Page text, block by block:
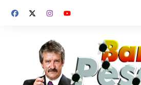
para